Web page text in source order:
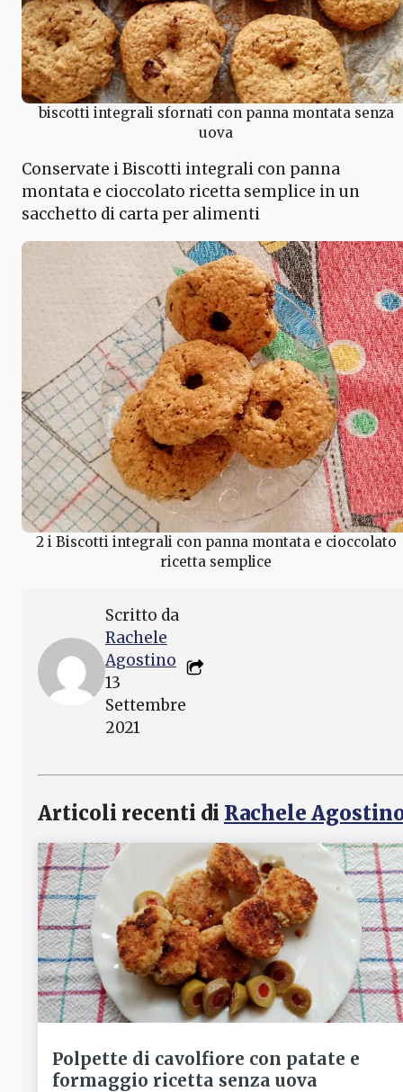
biscotti integrali sfornati con panna montata senza
uova
Conservate i Biscotti integrali con panna
montata e cioccolato ricetta semplice in un
sacchetto di carta per alimenti
2 i Biscotti integrali con panna montata e cioccolato
ricetta semplice
Scritto da
Rachele
Agostino
13
Settembre
2021
Articoli recenti di Rachele
Polpette di cavolfiore con patate e
formaggio ricetta senza uova